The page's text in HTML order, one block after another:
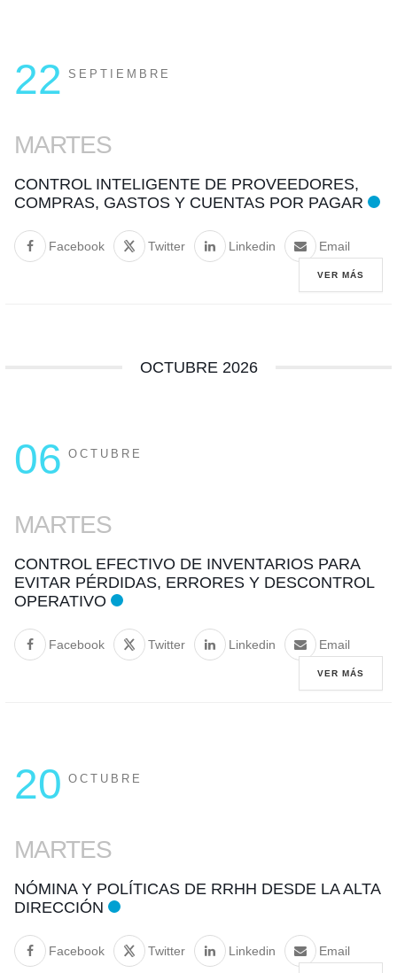
22 SEPTIEMBRE
MARTES
CONTROL INTELIGENTE DE PROVEEDORES,
COMPRAS, GASTOS Y CUENTAS POR PAGAR
Facebook Twitter Linkedin Email
VER MÁS
OCTUBRE 2026
06 OCTUBRE
MARTES
CONTROL EFECTIVO DE INVENTARIOS PARA
EVITAR PÉRDIDAS, ERRORES Y DESCONTROL
OPERATIVO
Facebook Twitter Linkedin Email
VER MÁS
20 OCTUBRE
MARTES
NÓMINA Y POLÍTICAS DE RRHH DESDE LA ALTA
DIRECCIÓN
Facebook Twitter Linkedin Email